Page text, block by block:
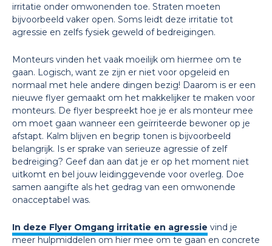
irritatie onder omwonenden toe. Straten moeten
bijvoorbeeld vaker open. Soms leidt deze irritatie tot
agressie en zelfs fysiek geweld of bedreigingen.
Monteurs vinden het vaak moeilijk om hiermee om te
gaan. Logisch, want ze zijn er niet voor opgeleid en
normaal met hele andere dingen bezig! Daarom is er een
nieuwe flyer gemaakt om het makkelijker te maken voor
monteurs. De flyer bespreekt hoe je er als monteur mee
om moet gaan wanneer een geïrriteerde bewoner op je
afstapt. Kalm blijven en begrip tonen is bijvoorbeeld
belangrijk. Is er sprake van serieuze agressie of zelf
bedreiging? Geef dan aan dat je er op het moment niet
uitkomt en bel jouw leidinggevende voor overleg. Doe
samen aangifte als het gedrag van een omwonende
onacceptabel was.
In deze Flyer Omgang irritatie en agressie vind je
meer hulpmiddelen om hier mee om te gaan en concrete